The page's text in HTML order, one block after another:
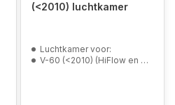
(<2010) luchtkamer
Luchtkamer voor:
V-60 (<2010) (HiFlow en Koi Flow)